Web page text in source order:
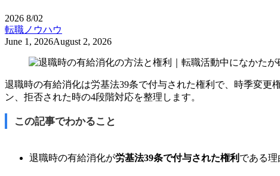
2026 8/02
転職ノウハウ
June 1, 2026August 2, 2026
退職時の有給消化は労基法39条で付与された権利で、時季変
ン、拒否された時の4段階対応を整理します。
この記事でわかること
退職時の有給消化が労基法39条で付与された権利 である